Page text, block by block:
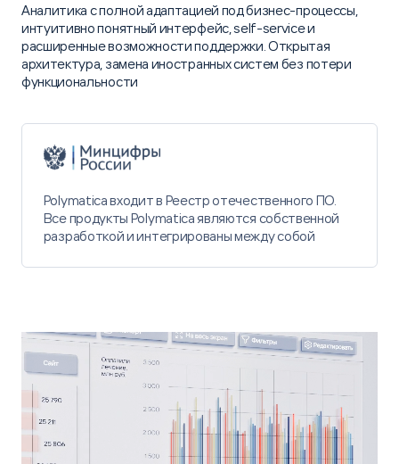
Аналитика с полной адаптацией под бизнес-процессы,
интуитивно понятный интерфейс, self-service и
расширенные возможности поддержки. Открытая
архитектура, замена иностранных систем без потери
функциональности
Polymatica входит в Реестр отечественного ПО.
Все продукты Polymatica являются собственной
разработкой и интегрированы между собой